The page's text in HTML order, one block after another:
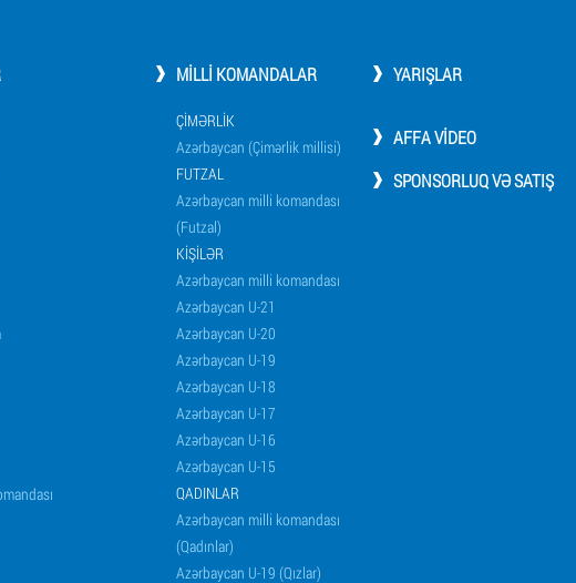
MILLI KOMANDALAR
ÇIMƏRLIK
Azərbaycan (Çimərlik millisi)
FUTZAL
Azərbaycan milli komandası
(Futzal)
KIŞILƏR
Azərbaycan milli komandası
Azərbaycan U-21
Azərbaycan U-20
Azərbaycan U-19
Azərbaycan U-18
Azərbaycan U-17
Azərbaycan U-16
Azərbaycan U-15
QADINLAR
Azərbaycan milli komandası
(Qadınlar)
Azərbaycan U-19 (Qızlar)
YARIŞLAR
AFFA VIDEO
SPONSORLUQ VƏ SATIŞ